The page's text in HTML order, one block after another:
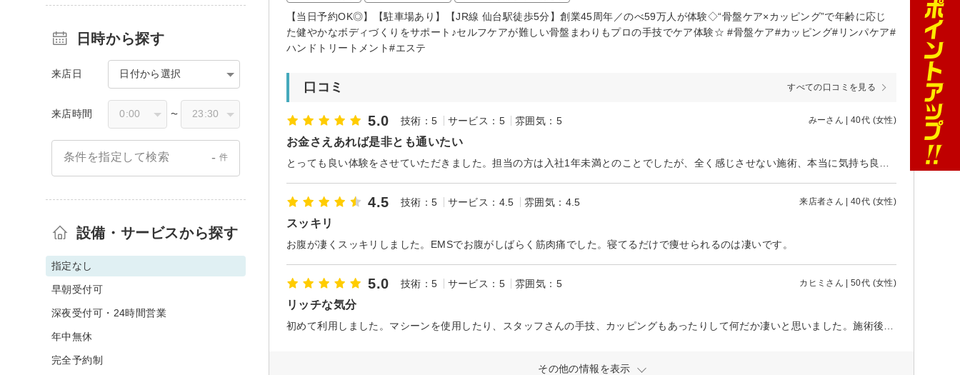
【当日予約OK◎】【駐車場あり】【JR線 仙台駅徒歩5分】創業45周年／のべ59万人が体験◇“骨盤ケア×カッピング”で年齢に応じ
た健やかなボディづくりをサポート♪セルフケアが難しい骨盤まわりもプロの手技でケア体験☆ #骨盤ケア#カッピング#リンパケア#
ハンドトリートメント#エステ
口コミ すべての口コミを見る
5.0 技術：5 サービス：5 雰囲気：5 みーさん | 40代 (女性)
お金さえあれば是非とも通いたい
4.5 技術：5 サービス：4.5 雰囲気：4.5 来店者さん | 40代 (女性)
スッキリ
お腹が凄くスッキリしました。EMSでお腹がしばらく筋肉痛でした。寝てるだけで痩せられるのは凄いです。
5.0 技術：5 サービス：5 雰囲気：5 カヒミさん | 50代 (女性)
リッチな気分
その他の情報を表示
日時から探す
来店日 日付から選択
来店時間 〜
条件を指定して検索 - 件
設備・サービスから探す
指定なし
早朝受付可
深夜受付可・24時間営業
年中無休
完全予約制